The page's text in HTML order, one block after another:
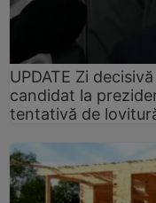
UPDATE Zi
candidat la
tentativă de